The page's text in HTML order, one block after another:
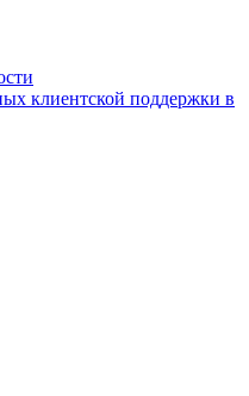
клиентской поддержки в